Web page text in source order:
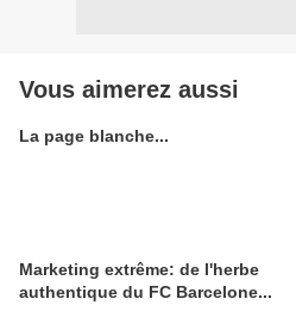
Vous aimerez aussi
La page blanche...
Marketing extrême: de l'herbe
authentique du FC Barcelone...